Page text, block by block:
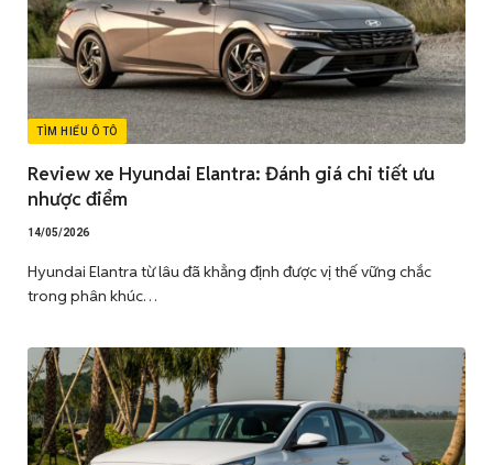
TÌM HIỂU Ô TÔ
Review xe Hyundai Elantra: Đánh giá chi tiết ưu
nhược điểm
14/05/2026
Hyundai Elantra từ lâu đã khẳng định được vị thế vững chắc
trong phân khúc…